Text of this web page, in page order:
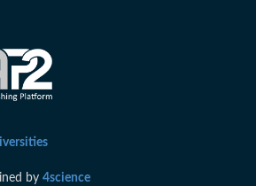
by 4science